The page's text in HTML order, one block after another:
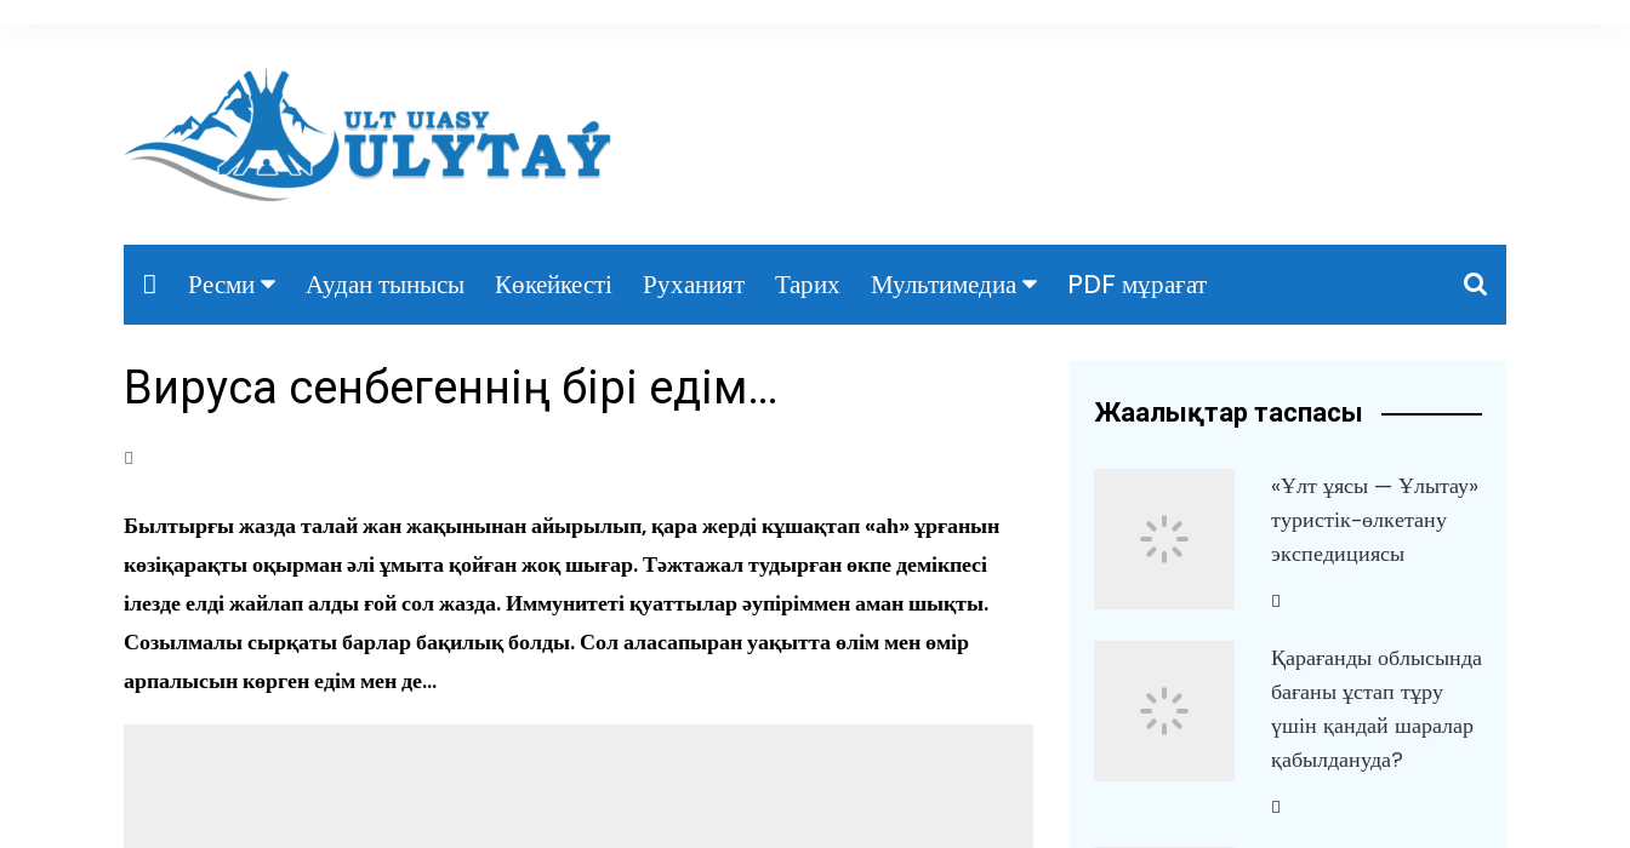
Ресми
Үкімет
Аудан тынысы Көкейкесті Руханият Тарих Мультимедиа PDF мұрағат
Вирусқа сенбегеннің бірі едім…
Былтырғы жазда талай жан жақынынан айырылып, қара жерді кұшақтап «аһ» ұрғанын
көзіқарақты оқырман әлі ұмыта қойған жоқ шығар. Тәжтажал тудырған өкпе демікпесі
ілезде елді жайлап алды ғой сол жазда. Иммунитеті қуаттылар әупіріммен аман шықты.
Созылмалы сырқаты барлар бақилық болды. Сол аласапыран уақытта өлім мен өмір
арпалысын көрген едім мен де…
Жаңалықтар таспасы
«Ұлт ұясы — Ұлытау»
туристік-өлкетану
экспедициясы
Қарағанды облысында
бағаны ұстап тұру
үшін қандай шаралар
қабылдануда?